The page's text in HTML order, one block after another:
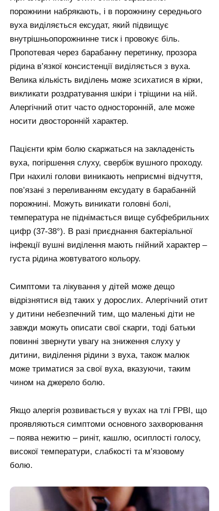
порожнини набрякають, і в порожнину середнього
вуха виділяється ексудат, який підвищує
внутрішньопорожнинне тиск і провокує біль.
Пропотевая через барабанну перетинку, прозора
рідина в’язкої консистенції виділяється з вуха.
Велика кількість виділень може зсихатися в кірки,
викликати роздратування шкіри і тріщини на ній.
Алергічний отит часто односторонній, але може
носити двосторонній характер.
Пацієнти крім болю скаржаться на закладеність
вуха, погіршення слуху, свербіж вушного проходу.
При нахилі голови виникають неприємні відчуття,
пов’язані з переливанням ексудату в барабанній
порожнині. Можуть виникати головні болі,
температура не піднімається вище субфебрильних
цифр (37-38°). В разі приєднання бактеріальної
інфекції вушні виділення мають гнійний характер –
густа рідина жовтуватого кольору.
Симптоми та лікування у дітей може дещо
відрізнятися від таких у дорослих. Алергічний отит
у дитини небезпечний тим, що маленькі діти не
завжди можуть описати свої скарги, тоді батьки
повинні звернути увагу на зниження слуху у
дитини, виділення рідини з вуха, також малюк
може триматися за свої вуха, вказуючи, таким
чином на джерело болю.
Якщо алергія розвивається у вухах на тлі ГРВІ, що
проявляються симптоми основного захворювання
– поява нежитю – риніт, кашлю, осиплості голосу,
високої температури, слабкості та м’язовому
болю.